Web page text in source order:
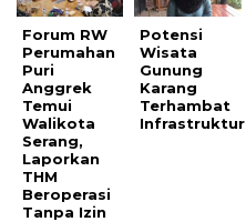
Forum RW
Perumahan
Puri
Anggrek
Temui
Walikota
Serang,
Laporkan
THM
Beroperasi
Tanpa Izin
Potensi
Wisata
Gunung
Karang
Terhambat
Infrastruktur